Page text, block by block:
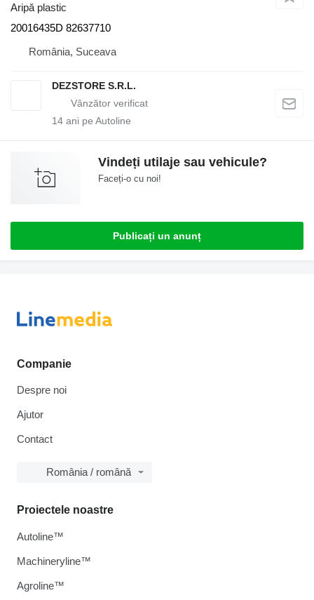
Aripă plastic
20016435D 82637710
România, Suceava
DEZSTORE S.R.L.
14 ani pe Autoline
Vindeți utilaje sau vehicule?
Faceți-o cu noi!
Publicați un anunț
Companie
Despre noi
Ajutor
Contact
România / română
Proiectele noastre
Autoline™
Machineryline™
Agroline™